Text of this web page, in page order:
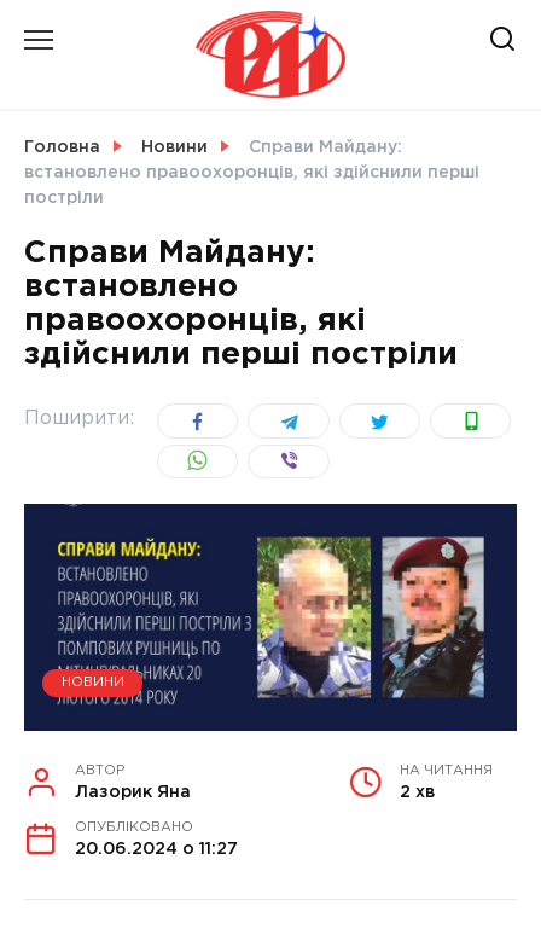
СВІТ
УКРАЇНА
Головна Новини
Справи Майдану:
встановлено правоохоронців, які здійснили перші
постріли
Справи Майдану:
встановлено
правоохоронців, які
здійснили перші постріли
Поширити:
НОВИНИ
АВТОР
Лазорик Яна
НА ЧИТАННЯ
2 хв
ОПУБЛІКОВАНО
20.06.2024 о 11:27